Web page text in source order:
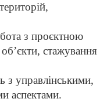
з проєктною
стажування
з управлінськими,
аспектами.